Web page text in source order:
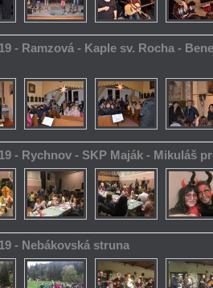
- Ramzová - Kaple sv. Rocha -
- Rychnov - SKP Maják - Mikuláš
- Nebákovská struna